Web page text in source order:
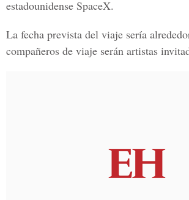
estadounidense SpaceX.
La fecha prevista del viaje sería
compañeros de viaje serán artistas